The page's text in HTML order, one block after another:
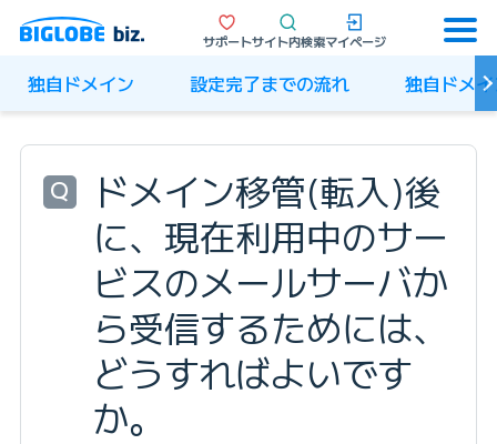
サポートサイト内検索マイページ
独自ドメイン 設定完了までの流れ 独自ドメ
Q
ドメイン移管(転入)後
に、現在利用中のサー
ビスのメールサーバか
ら受信するためには、
どうすればよいです
か。